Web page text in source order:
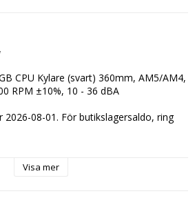
CPU Kylare (svart) 360mm, AM5/AM4,
RPM ±10%, 10 - 36 dBA
2026-08-01. För butikslagersaldo, ring
Visa mer